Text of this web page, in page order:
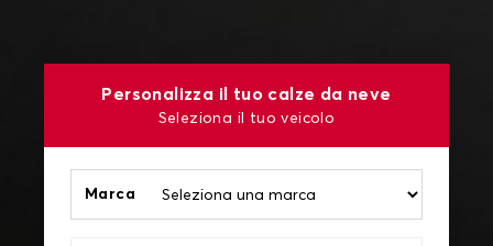
Personalizza il tuo calze da neve
Seleziona il tuo veicolo
Marca